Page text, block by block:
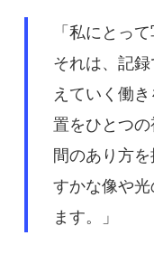
「私にとっ
それは、記
えていく働
置をひとつ
間のあり方
すかな像や
ます。」